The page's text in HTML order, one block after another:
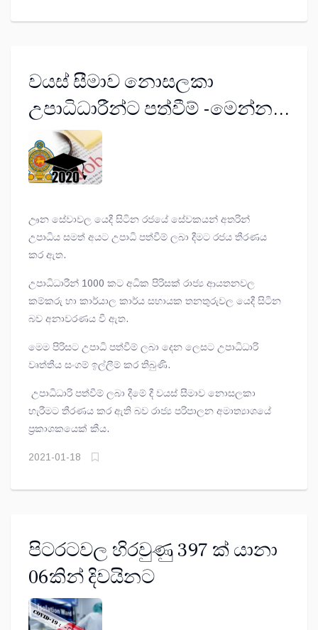
වයස් සීමාව නොසලකා
උපාධිධාරීන්ට පත්වීම් -මෙන්න
අලුත්ම ආරංචිය
ඌන සේවාවල යෙදී සිටින රජයේ සේවකයන් අතරින්
උපාධිය සමත් අයට උපාධි පත්වීම් ලබා දීමට රජය තීරණය
කර ඇත.
උපාධිධාරීන් 1000 කට අධික පිරිසක් රාජ්‍ය ආයතනවල
කම්කරු හා කාර්යාල කාර්ය සහායක තනතුරුවල යෙදී සිටින
බව අනාවරණය වී ඇත.
මෙම පිරිසට උපාධි පත්වීම් ලබා දෙන ලෙසට උපාධිධාරි
වෘත්තීය සංගම් ඉල්ලීම් කර තිබුණි.
උපාධිධාරි පත්වීම් ලබා දීමේ දී වයස් සීමාව නොසලකා
හැරීමට තීරණය කර ඇති බව රාජ්‍ය පරිපාලන අමාත්‍යාශයේ
ප්‍රකාශකයෙක් කීය.
2021-01-18
පිටරටවල හිරවුණු 397 ක් යානා
06කින් දිවයිනට